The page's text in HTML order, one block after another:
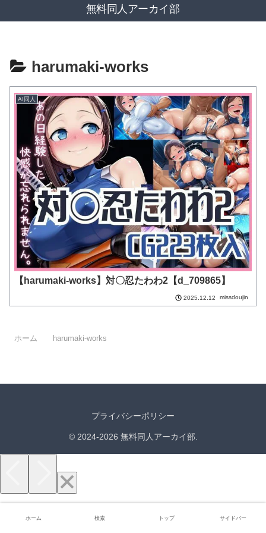
無料同人アーカイ部
harumaki-works
AI同人
【harumaki-works】対〇忍たわわ2【d_709865】
2025.12.12 missdoujin
ホーム harumaki-works
プライバシーポリシー
© 2024-2026 無料同人アーカイ部.
ホーム 検索 トップ サイドバー